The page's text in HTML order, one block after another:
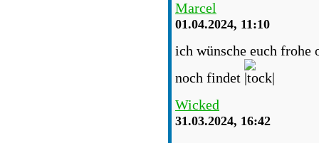
Marcel
01.04.2024, 11:10
ich wünsche euch frohe
noch findet
Wicked
31.03.2024, 16:42